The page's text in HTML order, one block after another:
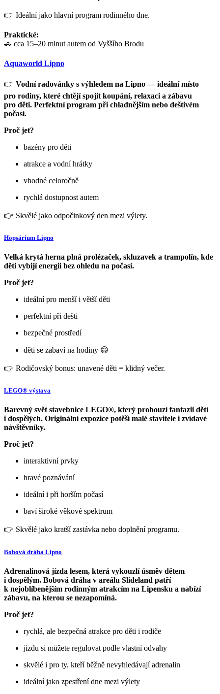
👉 Ideální jako hlavní program rodinného dne.
Praktické:
🚗 cca 15–20 minut autem od Vyššího Brodu
Aquaworld Lipno
👉 Vodní radovánky s výhledem na Lipno — ideální místo
pro rodiny, které chtějí spojit koupání, relaxaci a zábavu
pro děti. Perfektní program při chladnějším nebo deštivém
počasí.
Proč jet?
bazény pro děti
atrakce a vodní hrátky
vhodné celoročně
rychlá dostupnost autem
👉 Skvělé jako odpočinkový den mezi výlety.
Hopsárium Lipno
Velká krytá herna plná prolézaček, skluzavek a trampolín, kde
děti vybijí energii bez ohledu na počasí.
Proč jet?
ideální pro menší i větší děti
perfektní při dešti
bezpečné prostředí
děti se zabaví na hodiny 😄
👉 Rodičovský bonus: unavené děti = klidný večer.
LEGO® výstava
Barevný svět stavebnice LEGO®, který probouzí fantazii dětí
i dospělých. Originální expozice potěší malé stavitele i zvídavé
návštěvníky.
Proč jet?
interaktivní prvky
hravé poznávání
ideální i při horším počasí
baví široké věkové spektrum
👉 Skvělé jako kratší zastávka nebo doplnění programu.
Bobová dráha Lipno
Adrenalinová jízda lesem, která vykouzlí úsměv dětem
i dospělým. Bobová dráha v areálu Slideland patří
k nejoblíbenějším rodinným atrakcím na Lipensku a nabízí
zábavu, na kterou se nezapomíná.
Proč jet?
rychlá, ale bezpečná atrakce pro děti i rodiče
jízdu si můžete regulovat podle vlastní odvahy
skvělé i pro ty, kteří běžně nevyhledávají adrenalin
ideální jako zpestření dne mezi výlety